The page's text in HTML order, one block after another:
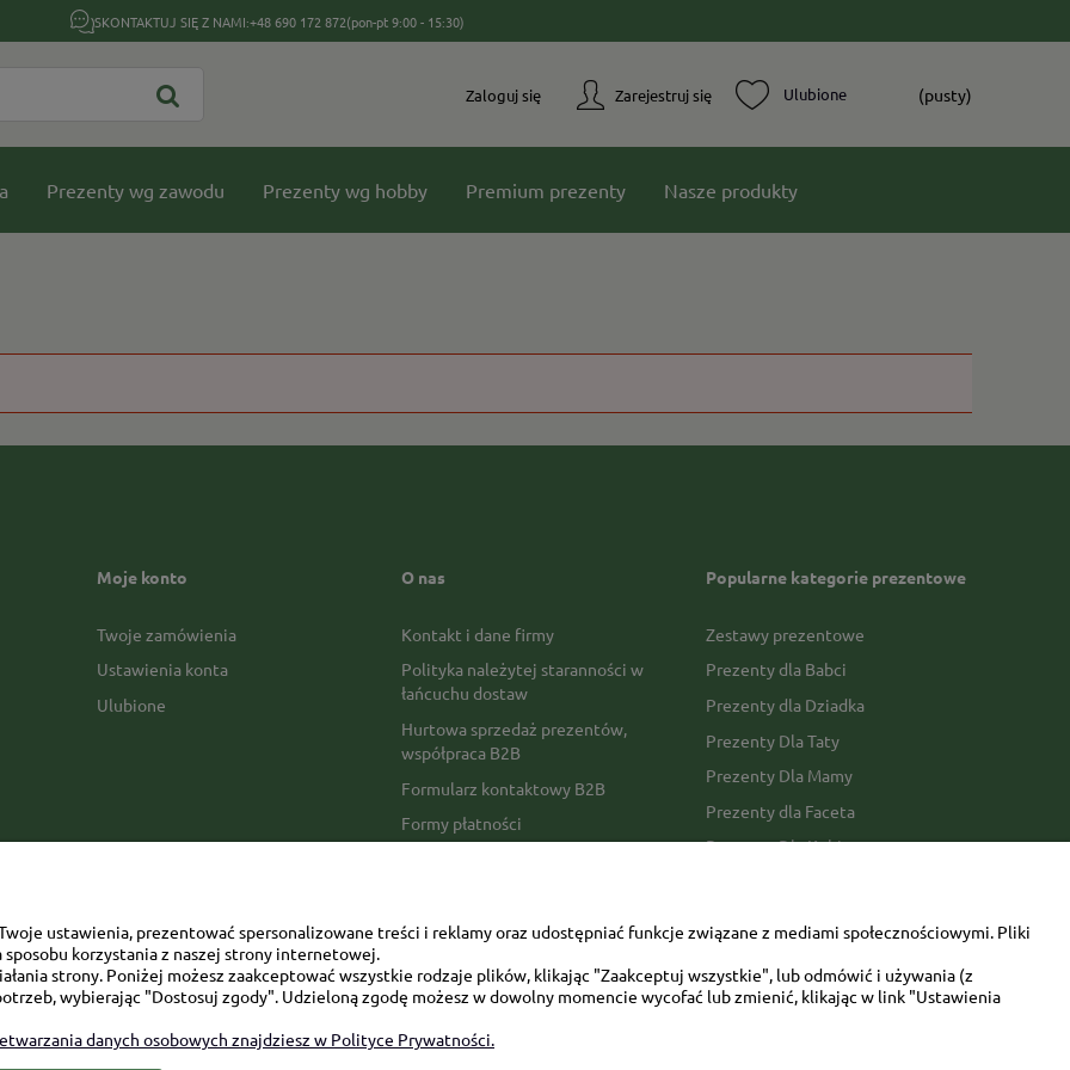
SKONTAKTUJ SIĘ Z NAMI:+48 690 172 872(pon-pt 9:00 - 15:30)
Zarejestruj się
Zaloguj się (pusty)
Prezenty wg zawodu Prezenty wg hobby Premium prezenty Nasze produkty
Moje konto
Twoje zamówienia
Ustawienia konta
Ulubione
O nas
Kontakt i dane firmy
Polityka należytej staranności w
łańcuchu dostaw
Hurtowa sprzedaż prezentów,
współpraca B2B
Formularz kontaktowy B2B
Formy płatności
Opinie Trustmate
Mapa kategorii
Popularne kategorie prezentowe
Zestawy prezentowe
Prezenty dla Babci
Prezenty dla Dziadka
Prezenty Dla Taty
Prezenty Dla Mamy
Prezenty dla Faceta
Prezenty Dla Kobiety
ustawienia, prezentować spersonalizowane treści i reklamy oraz udostępniać funkcje związane z mediami społecznościowymi. Pliki
korzystania z naszej strony internetowej.
strony. Poniżej możesz zaakceptować wszystkie rodzaje plików, klikając "Zaakceptuj wszystkie", lub odmówić i używania (z
wybierając "Dostosuj zgody". Udzieloną zgodę możesz w dowolny momencie wycofać lub zmienić, klikając w link "Ustawienia
danych osobowych znajdziesz w Polityce Prywatności.